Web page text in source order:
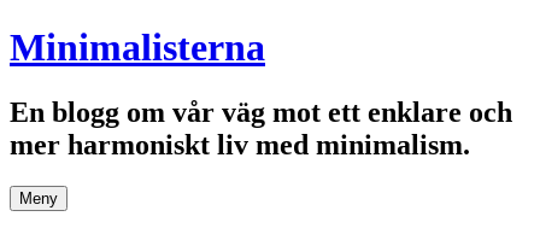
Hoppa
till
Minimalisterna
En blogg om vår väg mot ett enklare och
mer harmoniskt liv med minimalism.
Meny